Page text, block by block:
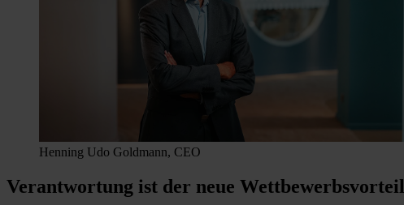
Henning Udo Goldmann, CEO
Verantwortung ist der neue Wettbewerbsvorteil